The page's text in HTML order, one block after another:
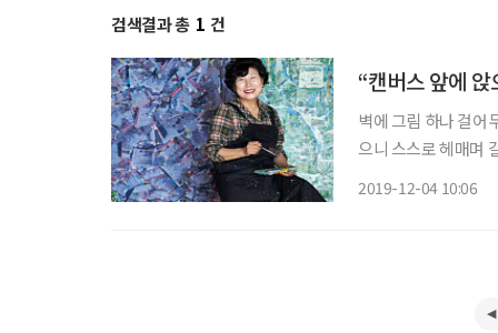
검색결과 총 1 건
“캔버스 앞에
벽에 그림 하나 걸어
으니 스스로 헤매며
2019-12-04 10:06